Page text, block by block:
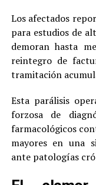
Los afectados
para estudios de
demoran hasta
reintegro de
tramitación
Esta parálisis
forzosa de
farmacológicos
mayores en una
ante patologías